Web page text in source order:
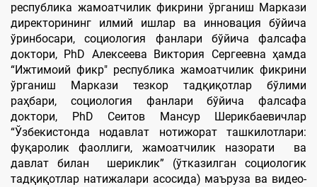
республика жамоатчилик фикрини ўрганиш Маркази
директорининг илмий ишлар ва инновация бўйича
ўринбосари, социология фанлари бўйича фалсафа
доктори, PhD Алексеева Виктория Сергеевна ҳамда
“Ижтимоий фикр" республика жамоатчилик фикрини
ўрганиш Маркази тезкор тадқиқотлар бўлими
раҳбари, социология фанлари бўйича фалсафа
доктори, PhD Сеитов Мансур Шерикбаевичлар
“Ўзбекистонда нодавлат нотижорат ташкилотлари:
фуқаролик фаоллиги, жамоатчилик назорати ва
давлат билан шериклик” (ўтказилган социологик
тадқиқотлар натижалари асосида) маъруза ва видео-